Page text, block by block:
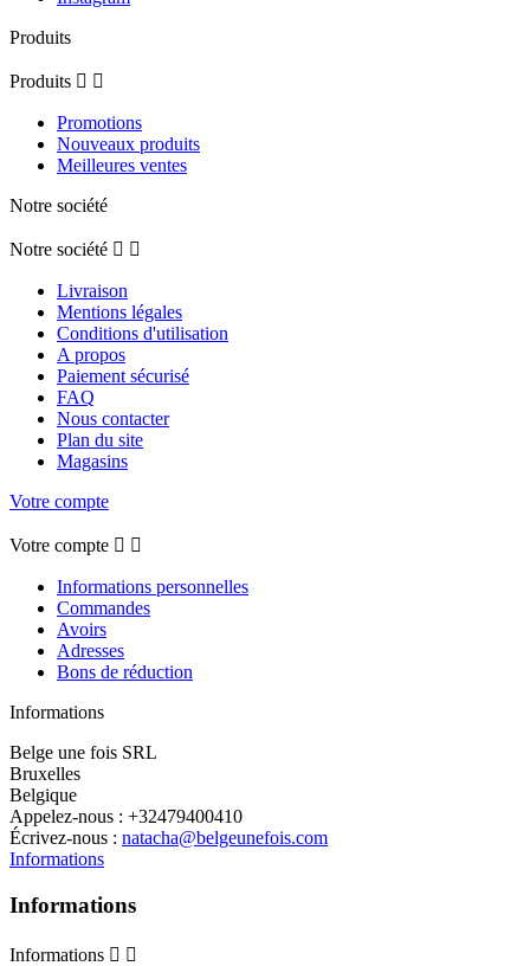
Produits
Produits  
Promotions
Nouveaux produits
Meilleures ventes
Notre société
Notre société  
Livraison
Mentions légales
Conditions d'utilisation
A propos
Paiement sécurisé
FAQ
Nous contacter
Plan du site
Magasins
Votre compte
Votre compte  
Informations personnelles
Commandes
Avoirs
Adresses
Bons de réduction
Informations
Belge une fois SRL
Bruxelles
Belgique
Appelez-nous : +32479400410
Écrivez-nous : natacha@belgeunefois.com
Informations
Informations
Informations  